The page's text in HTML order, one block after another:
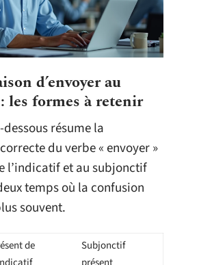
d’envoyer au
les formes à retenir
résume la
du verbe « envoyer »
l’indicatif et au subjonctif
temps où la confusion
souvent.
de
Subjonctif